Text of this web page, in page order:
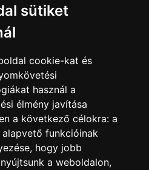
sütiket
cookie-kat és
használ a
élmény javítása
a következő célokra: a
funkcióinak
, hogy jobb
a weboldalon,